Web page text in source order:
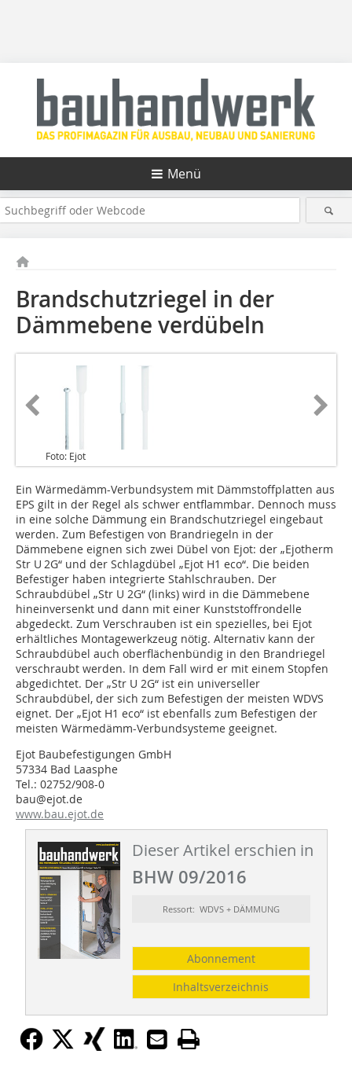
Menü
Brandschutzriegel in der
Dämmebene verdübeln
Foto: Ejot
Ein Wärmedämm-Verbundsystem mit Dämmstoffplatten aus
EPS gilt in der Regel als schwer entflammbar. Dennoch muss
in eine solche Dämmung ein Brandschutzriegel eingebaut
werden. Zum Befestigen von Brandriegeln in der
Dämmebene eignen sich zwei Dübel von Ejot: der „Ejotherm
Str U 2G“ und der Schlagdübel „Ejot H1 eco“. Die beiden
Befestiger haben integrierte Stahlschrauben. Der
Schraubdübel „Str U 2G“ (links) wird in die Dämm­ebene
hineinversenkt und dann mit einer Kunststoffrondel­le
abgedeckt. Zum Verschrauben ist ein spezielles, bei Ejot
erhältliches Montage­werkzeug nötig. Alternativ kann der
Schraubdübel auch ober­flächenbündig in den Brand­riegel
verschraubt werden. In dem Fall wird er mit einem Stopfen
abgedichtet. Der „Str U 2G“ ist ein universeller
Schraubdübel, der sich zum Befestigen der meisten WDVS
eignet. Der „Ejot H1 eco“ ist ebenfalls zum Befestigen der
meisten Wärmedämm-Verbundsysteme geeignet.
Ejot Baubefestigungen GmbH
57334 Bad Laasphe
Tel.: 02752/908-0
bau@ejot.de
www.bau.ejot.de
Dieser Artikel erschien in
BHW 09/2016
Ressort: WDVS + DÄMMUNG
Abonnement
Inhaltsverzeichnis